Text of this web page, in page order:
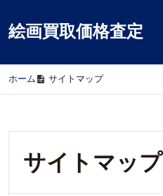
絵画買取価格査定
ホーム / サイトマップ
サイトマップ